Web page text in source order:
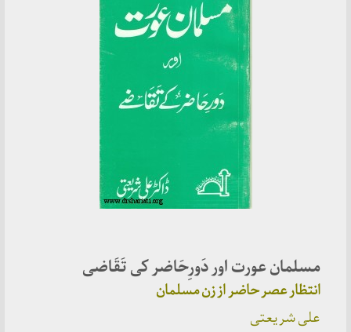
مسلمان عورت اور دَورِحَاضر کی تَقَاضی
انتظار عصر حاضر از زن مسلمان
علی شریعتی